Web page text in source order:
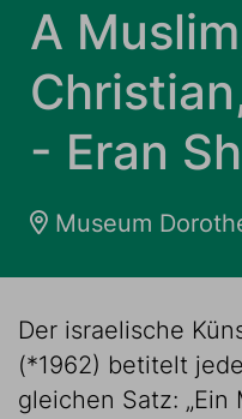
A
- Eran
Museum
Der israelische
(*1962) betitelt
gleichen Satz: